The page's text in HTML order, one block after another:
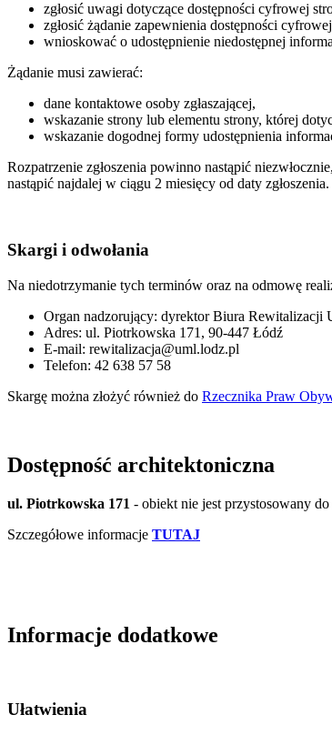
zgłosić uwagi dotyczące dostępności cyfrowej
zgłosić żądanie zapewnienia dostępności
wnioskować o udostępnienie niedostępnej
Żądanie musi zawierać:
dane kontaktowe osoby zgłaszającej,
wskazanie strony lub elementu strony, której
wskazanie dogodnej formy udostępnienia
Rozpatrzenie zgłoszenia powinno nastąpić
nastąpić najdalej w ciągu 2 miesięcy od daty zgłoszenia.
Skargi i odwołania
Na niedotrzymanie tych terminów oraz na odmowę
Organ nadzorujący: dyrektor Biura Rewitalizacji
Adres: ul. Piotrkowska 171, 90-447 Łódź
E-mail: rewitalizacja@uml.lodz.pl
Telefon: 42 638 57 58
Skargę można złożyć również do Rzecznika Praw
Dostępność architektoniczna
ul. Piotrkowska 171 - obiekt nie jest przystosowany
Szczegółowe informacje TUTAJ
Informacje dodatkowe
Ułatwienia